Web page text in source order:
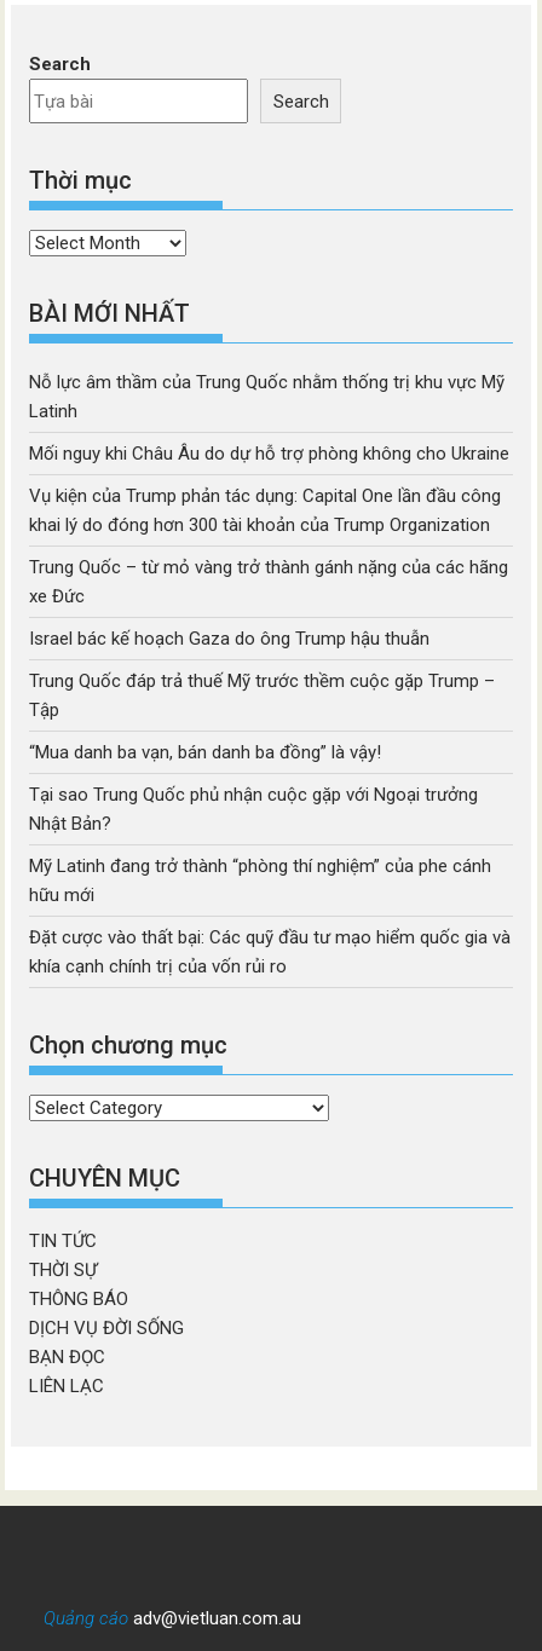
Search
Search
Thời mục
Thời
BÀI MỚI NHẤT
Nỗ lực âm thầm của Trung Quốc nhằm thống trị khu vực Mỹ
Latinh
Mối nguy khi Châu Âu do dự hỗ trợ phòng không cho Ukraine
Vụ kiện của Trump phản tác dụng: Capital One lần đầu công
khai lý do đóng hơn 300 tài khoản của Trump Organization
Trung Quốc – từ mỏ vàng trở thành gánh nặng của các hãng
xe Đức
Israel bác kế hoạch Gaza do ông Trump hậu thuẫn
Trung Quốc đáp trả thuế Mỹ trước thềm cuộc gặp Trump –
Tập
“Mua danh ba vạn, bán danh ba đồng” là vậy!
Tại sao Trung Quốc phủ nhận cuộc gặp với Ngoại trưởng
Nhật Bản?
Mỹ Latinh đang trở thành “phòng thí nghiệm” của phe cánh
hữu mới
Đặt cược vào thất bại: Các quỹ đầu tư mạo hiểm quốc gia và
khía cạnh chính trị của vốn rủi ro
Chọn chương mục
Chọn
mục
CHUYÊN MỤC
TIN TỨC
THỜI SỰ
THÔNG BÁO
DỊCH VỤ ĐỜI SỐNG
BẠN ĐỌC
LIÊN LẠC
Quảng cáo adv@vietluan.com.au